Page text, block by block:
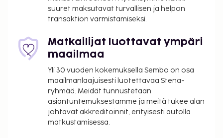
pysäköinti. Voit rentoutua kylpylässä, jonka
palveluihin sisältyvät muun muassa
hierontapalvelut, vartalohoidot ja kasvohoidot.
Vietä onnekas ilta kasinolla. Jos haluat vaihtelua
pelaamiseen, hotellista löytyvät myös seuraavat
palvelut: ulkouima-allas ja ulkotenniskenttä. Tämän
majoituspaikan palveluihin kuuluu muun muassa
ilmainen langaton internetyhteys, concierge-
palvelut ja lastenvahti (lisämaksusta). Hyödynnä
maksulliset kuljetukset 16.5 km säteellä. Tämän
suuret maksutavat turvallisen ja helpon
transaktion varmistamiseksi.
Matkailijat luottavat ympäri
maailmaa
Yli 30 vuoden kokemuksella Sembo on osa
maailmanlaajuisesti luotettavaa Stena-
ryhmää. Meidät tunnustetaan
asiantuntemuksestamme ja meitä tukee alan
johtavat akkreditoinnit, erityisesti autolla
matkustamisessa.